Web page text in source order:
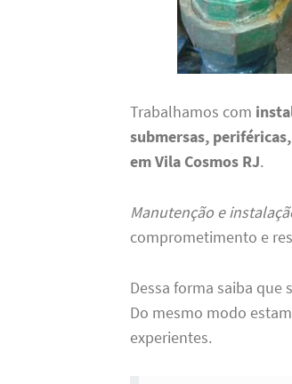
Trabalhamos com
submersas,
em Vila Cosmos RJ.
Manutenção e
comprometimento e
Dessa forma saiba que
Do mesmo modo
experientes.